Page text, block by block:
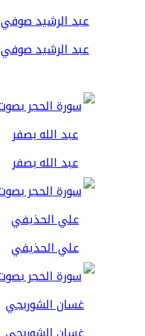
عبد الرشيد صوفي
عبد الله بصفر
علي الحذيفي